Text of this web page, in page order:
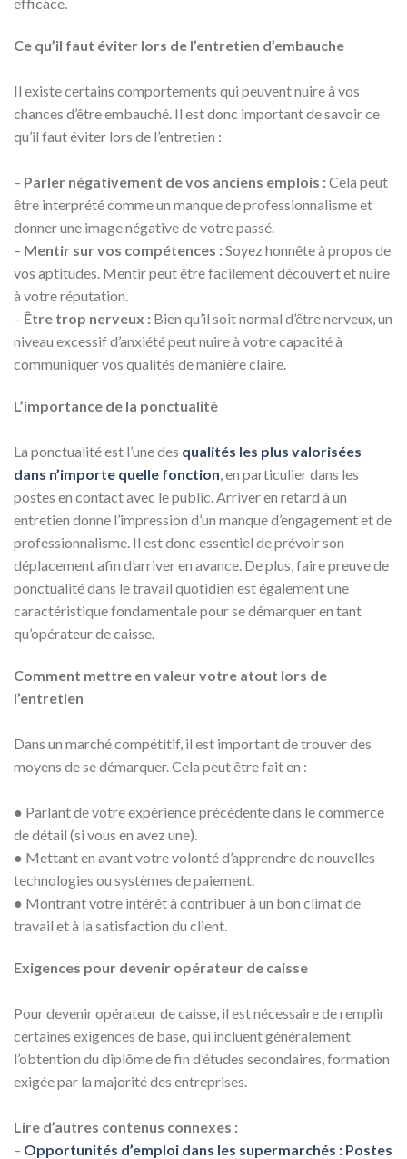
efficace.
Ce qu’il faut éviter lors de l’entretien d’embauche
Il existe certains comportements qui peuvent nuire à vos
chances d’être embauché. Il est donc important de savoir ce
qu’il faut éviter lors de l’entretien :
– Parler négativement de vos anciens emplois :Cela peut
être interprété comme un manque de professionnalisme et
donner une image négative de votre passé.
– Mentir sur vos compétences :Soyez honnête à propos de
vos aptitudes. Mentir peut être facilement découvert et nuire
à votre réputation.
– Être trop nerveux : Bien qu’il soit normal d’être nerveux, un
niveau excessif d’anxiété peut nuire à votre capacité à
communiquer vos qualités de manière claire.
L’importance de la ponctualité
La ponctualité est l’une des qualités les plus valorisées
dans n’importe quelle fonction, en particulier dans les
postes en contact avec le public. Arriver en retard à un
entretien donne l’impression d’un manque d’engagement et de
professionnalisme. Il est donc essentiel de prévoir son
déplacement afin d’arriver en avance. De plus, faire preuve de
ponctualité dans le travail quotidien est également une
caractéristique fondamentale pour se démarquer en tant
qu’opérateur de caisse.
Comment mettre en valeur votre atout lors de
l’entretien
Dans un marché compétitif, il est important de trouver des
moyens de se démarquer. Cela peut être fait en :
● Parlant de votre expérience précédente dans le commerce
de détail (si vous en avez une).
● Mettant en avant votre volonté d’apprendre de nouvelles
technologies ou systèmes de paiement.
● Montrant votre intérêt à contribuer à un bon climat de
travail et à la satisfaction du client.
Exigences pour devenir opérateur de caisse
Pour devenir opérateur de caisse, il est nécessaire de remplir
certaines exigences de base, qui incluent généralement
l’obtention du diplôme de fin d’études secondaires, formation
exigée par la majorité des entreprises.
Lire d’autres contenus connexes :
– Opportunités d’emploi dans les supermarchés : Postes